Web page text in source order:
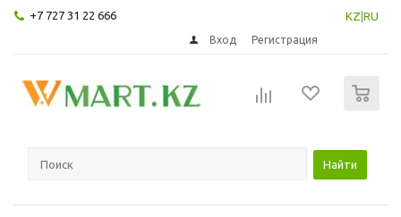
+7 727 31 22 666 KZ RU
Вход Регистрация
Найти